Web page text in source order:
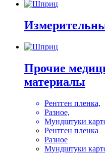
Прочие
материалы
Рентген пленка,
Разное,
Мундштуки
Рентген пленка
Разное
Мундштуки